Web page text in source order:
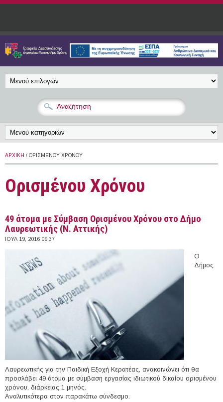
Παράκαμψη προς το κυρίως περιεχόμενο
ΑΡΧΙΚΉ / ΟΡΙΣΜΈΝΟΥ ΧΡΌΝΟΥ
Ορισμένου Χρόνου
49 άτομα με Σύμβαση Ορισμένου Χρόνου στο Δήμο
Λαυρεωτικής (Ν. Αττικής)
ΙΟΥΛ 19, 2016 09:37
Ο
Δήμος
Λαυρεωτικής για την Παιδική Εξοχή Κερατέας, ανακοινώνει ότι θα
προσλάβει 49 άτομα με σύμβαση εργασίας ιδιωτικού δικαίου ορισμένου
χρόνου, διάρκειας 1 μηνός.
Αναλυτικότερα στον παρακάτω σύνδεσμο.